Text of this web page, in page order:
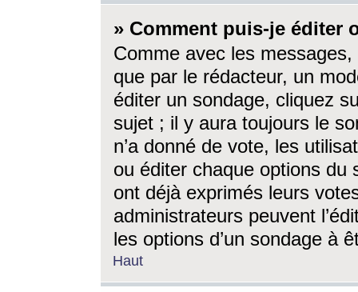
» Comment puis-je éditer
Comme avec les
que par le rédacteur, un
éditer un sondage, cliquez
sujet ; il y aura toujours le
n’a donné de vote, les
ou éditer chaque options du
ont déjà exprimés leurs
administrateurs peuvent
les options d’un sondage à
Haut